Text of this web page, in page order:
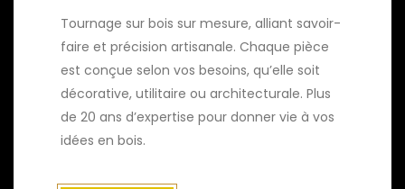
Tournage sur bois sur mesure, alliant savoir-
faire et précision artisanale. Chaque pièce
est conçue selon vos besoins, qu’elle soit
décorative, utilitaire ou architecturale. Plus
de 20 ans d’expertise pour donner vie à vos
idées en bois.